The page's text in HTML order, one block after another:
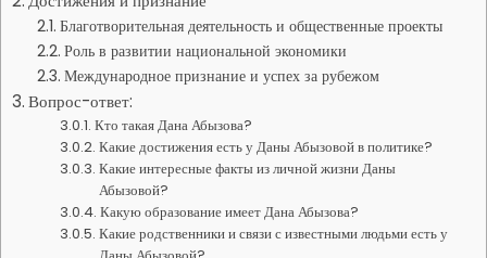
Благотворительная деятельность и общественные проекты
Роль в развитии национальной экономики
Международное признание и успех за рубежом
Вопрос-ответ:
Кто такая Дана Абызова?
Какие достижения есть у Даны Абызовой в политике?
Какие интересные факты из личной жизни Даны
Абызовой?
Какую образование имеет Дана Абызова?
Какие родственники и связи с известными людьми есть у